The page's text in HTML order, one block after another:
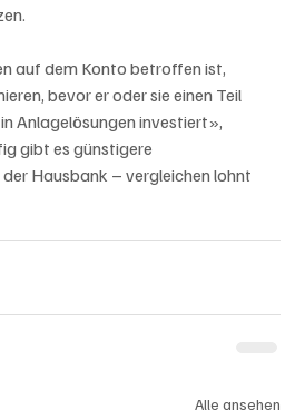
auf dem Konto betroffen ist,
bevor er oder sie einen Teil
Anlagelösungen investiert»,
gibt es günstigere
Hausbank – vergleichen lohnt
Alle ansehen